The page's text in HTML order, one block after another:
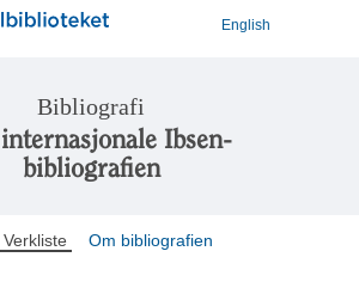
English
Bibliografi
Ibsen-
bibliografien
Verkliste Om bibliografien